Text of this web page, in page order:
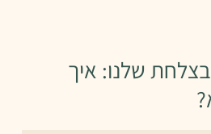
שלנו: איך